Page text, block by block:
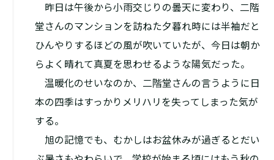
昨日は午後から小雨交じりの曇天に変わり、二階
堂さんのマンションを訪ねた夕暮れ時には半袖だと
ひんやりするほどの風が吹いていたが、今日は朝か
らよく晴れて真夏を思わせるような陽気だった。
温暖化のせいなのか、二階堂さんの言うように日
本の四季はすっかりメリハリを失ってしまった気が
する。
旭の記憶でも、むかしはお盆休みが過ぎるとだい